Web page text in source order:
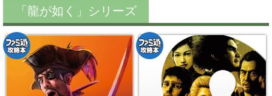
「龍が如く」シリーズ